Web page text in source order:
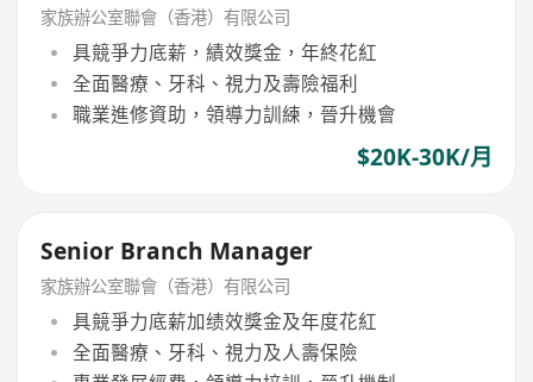
家族辦公室聯會（香港）有限公司
具競爭力底薪，績效獎金，年終花紅
全面醫療、牙科、視力及壽險福利
職業進修資助，領導力訓練，晉升機會
$20K-30K/月
Senior Branch Manager
家族辦公室聯會（香港）有限公司
具競爭力底薪加绩效獎金及年度花紅
全面醫療、牙科、視力及人壽保險